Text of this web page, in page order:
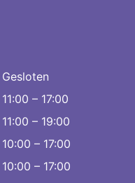
Gesloten
11:00 – 17:00
11:00 – 19:00
10:00 – 17:00
10:00 – 17:00